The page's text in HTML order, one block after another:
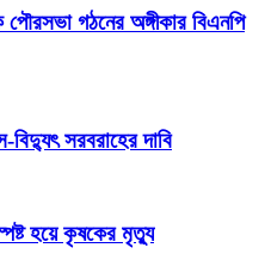
গঠনের অঙ্গীকার বিএনপি
বিদ্যুৎ সরবরাহের দাবি
হয়ে কৃষকের মৃত্যু